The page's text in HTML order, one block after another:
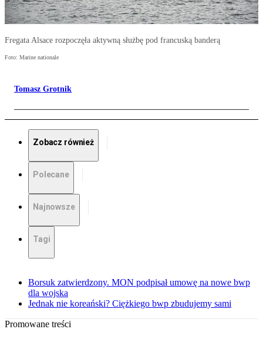
Fregata Alsace rozpoczęła aktywną służbę pod francuską banderą
Foto: Marine nationale
Tomasz Grotnik
Zobacz również
Polecane
Najnowsze
Tagi
Borsuk zatwierdzony. MON podpisał umowę na nowe bwp
dla wojska
Jednak nie koreański? Ciężkiego bwp zbudujemy sami
Promowane treści